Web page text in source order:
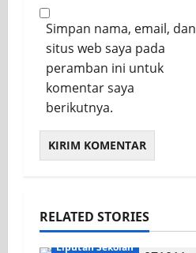
Simpan nama, email, dan
situs web saya pada
peramban ini untuk
komentar saya
berikutnya.
RELATED STORIES
KEGIATAN OSIS
Liputan Sekolah